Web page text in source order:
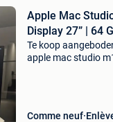
Apple Mac
Display 27” | 64
Te koop
apple mac studio
Comme neuf